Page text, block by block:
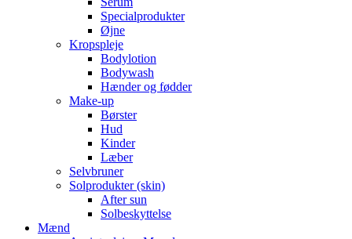
Specialprodukter
Øjne
Kropspleje
Bodylotion
Bodywash
Hænder og fødder
Make-up
Børster
Hud
Kinder
Læber
Selvbruner
Solprodukter (skin)
After sun
Solbeskyttelse
Mænd